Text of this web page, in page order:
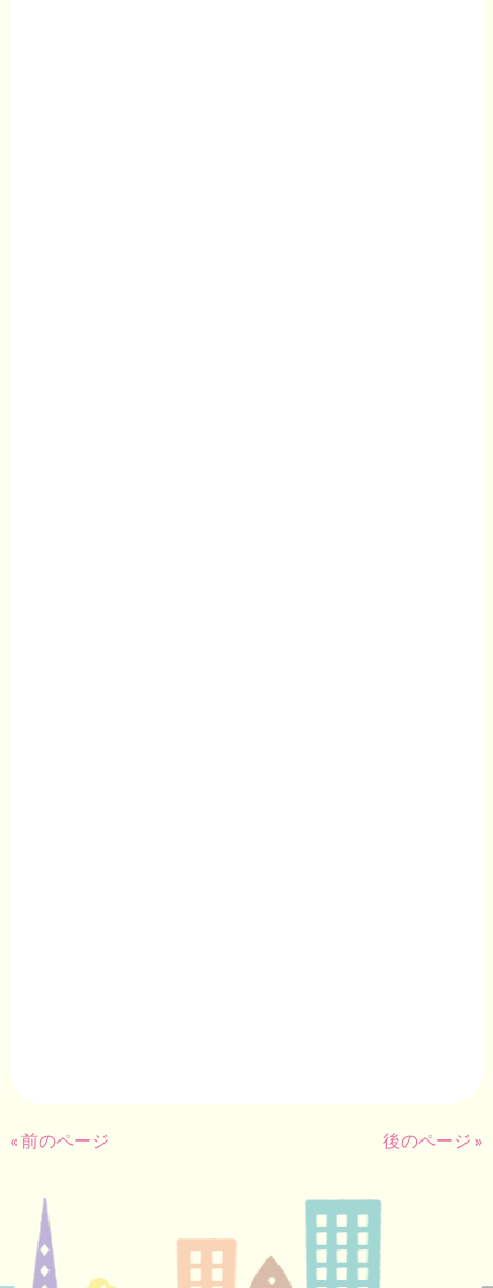
« 前のページ 後のページ »